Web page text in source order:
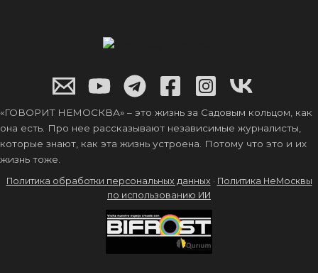
«ГОВОРИТ НЕМОСКВА» – это жизнь за Садовым кольцом, как
она есть. Про нее рассказывают независимые журналисты,
которые знают, как эта жизнь устроена. Потому что это и их
жизнь тоже.
Политика обработки персональных данных · Политика НеМосквы
по использованию ИИ